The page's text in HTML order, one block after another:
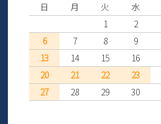
日 月 火 水
1
2
6
7 8 9
13
14 15 16
20
21 22 23
27
28 29 30